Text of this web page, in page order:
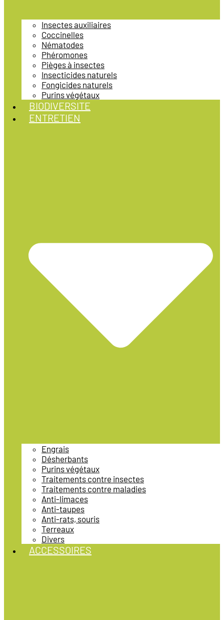
Insectes auxiliaires
Coccinelles
Nématodes
Phéromones
Pièges à insectes
Insecticides naturels
Fongicides naturels
Purins végétaux
BIODIVERSITE
ENTRETIEN
Engrais
Désherbants
Purins végétaux
Traitements contre insectes
Traitements contre maladies
Anti-limaces
Anti-taupes
Anti-rats, souris
Terreaux
Divers
ACCESSOIRES